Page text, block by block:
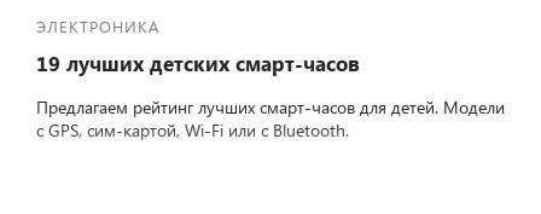
ЭЛЕКТРОНИКА
19 лучших детских смарт-часов
Предлагаем рейтинг лучших смарт-часов для детей. Модели
с GPS, сим-картой, Wi-Fi или с Bluetooth.